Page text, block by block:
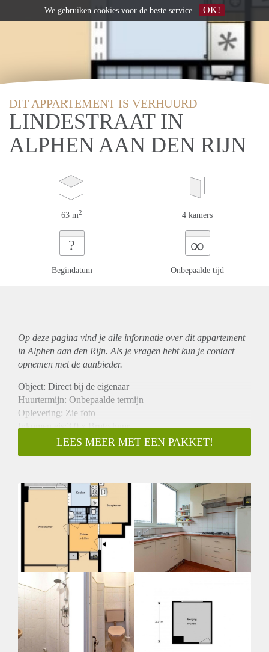
DIT APPARTEMENT IS VERHUURD
LINDESTRAAT IN
ALPHEN AAN DEN RIJN
63 m2 4 kamers
?
Begindatum
∞
Onbepaalde tijd
Op deze pagina vind je alle informatie over ditappartement
in Alphen aan den Rijn. Als je vragen hebt kun je contact
opnemen met de aanbieder.
Object: Direct bij de eigenaar
Huurtermijn: Onbepaalde termijn
Oplevering: Zie foto
Inkomen eis:3,0 x Bruto huur
Garantiestelling mogelijk: Ja
Borg: 1 Maand
Huisdieren toegestaan: Afhankelijk van de Eigenaar
Huurtoeslag grens: Nee
Geschikt voor studenten: Afhankelijk van de Eigenaar
LEES MEER MET EEN PAKKET!
We gebruiken cookies voor de beste service OK!